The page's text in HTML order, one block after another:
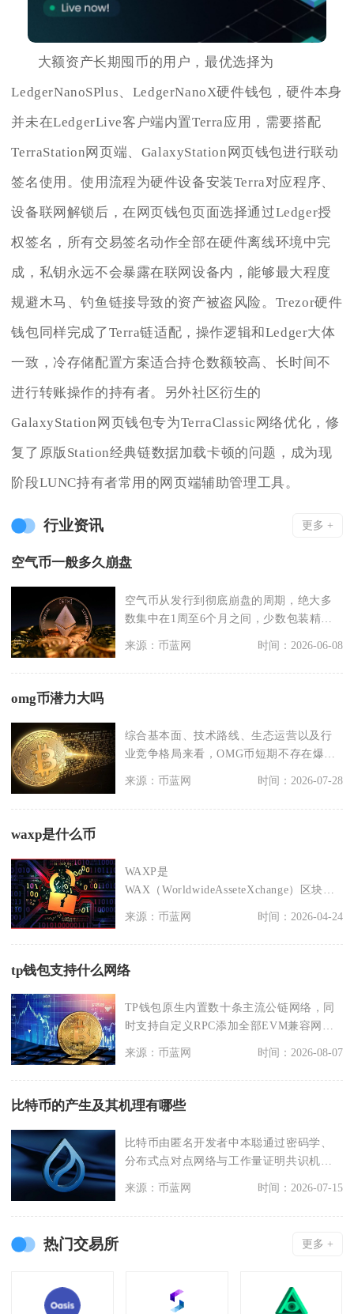
大额资产长期囤币的用户，最优选择为
LedgerNanoSPlus、LedgerNanoX硬件钱包，硬件本身
并未在LedgerLive客户端内置Terra应用，需要搭配
TerraStation网页端、GalaxyStation网页钱包进行联动
签名使用。使用流程为硬件设备安装Terra对应程序、
设备联网解锁后，在网页钱包页面选择通过Ledger授
权签名，所有交易签名动作全部在硬件离线环境中完
成，私钥永远不会暴露在联网设备内，能够最大程度
规避木马、钓鱼链接导致的资产被盗风险。Trezor硬件
钱包同样完成了Terra链适配，操作逻辑和Ledger大体
一致，冷存储配置方案适合持仓数额较高、长时间不
进行转账操作的持有者。另外社区衍生的
GalaxyStation网页钱包专为TerraClassic网络优化，修
复了原版Station经典链数据加载卡顿的问题，成为现
阶段LUNC持有者常用的网页端辅助管理工具。
行业资讯 更多 +
空气币一般多久崩盘
空气币从发行到彻底崩盘的周期，绝大多
数集中在1周至6个月之间，少数包装精
来源：币蓝网 时间：2026-06-08
omg币潜力大吗
综合基本面、技术路线、生态运营以及行
业竞争格局来看，OMG币短期不存在爆发
式上涨的潜力，长
来源：币蓝网 时间：2026-07-28
waxp是什么币
WAXP是
WAX（WorldwideAsseteXchange）区块链
来源：币蓝网 时间：2026-04-24
tp钱包支持什么网络
TP钱包原生内置数十条主流公链网络，同
时支持自定义RPC添加全部EVM兼容网
来源：币蓝网 时间：2026-08-07
比特币的产生及其机理有哪些
比特币由匿名开发者中本聪通过密码学、
分布式点对点网络与工作量证明共识机制
依托挖矿行为产生，
来源：币蓝网 时间：2026-07-15
热门交易所 更多 +